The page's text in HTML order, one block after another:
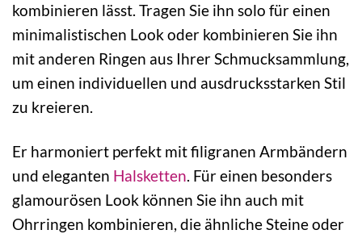
kombinieren lässt. Tragen Sie ihn solo für einen
minimalistischen Look oder kombinieren Sie ihn
mit anderen Ringen aus Ihrer Schmucksammlung,
um einen individuellen und ausdrucksstarken Stil
zu kreieren.
Er harmoniert perfekt mit filigranen Armbändern
und eleganten Halsketten. Für einen besonders
glamourösen Look können Sie ihn auch mit
Ohrringen kombinieren, die ähnliche Steine oder